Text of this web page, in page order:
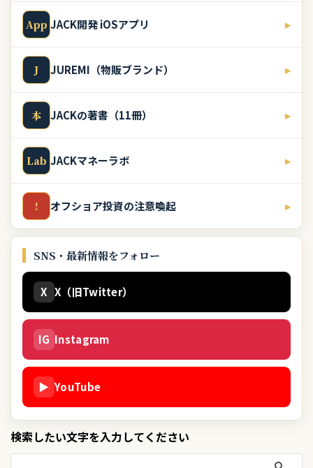
App JACK開発 iOSアプリ ▸
J JUREMI（物販ブランド） ▸
本 JACKの著書（11冊） ▸
Lab JACKマネーラボ ▸
! オフショア投資の注意喚起 ▸
SNS・最新情報をフォロー
X X（旧Twitter）
IG Instagram
▶ YouTube
検索したい文字を入力してください